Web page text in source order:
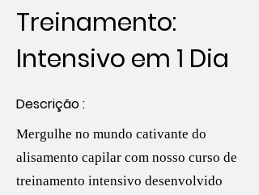
Treinamento:
Intensivo em 1 Dia
Descrição :
Mergulhe no mundo cativante do
alisamento capilar com nosso curso de
treinamento intensivo desenvolvido